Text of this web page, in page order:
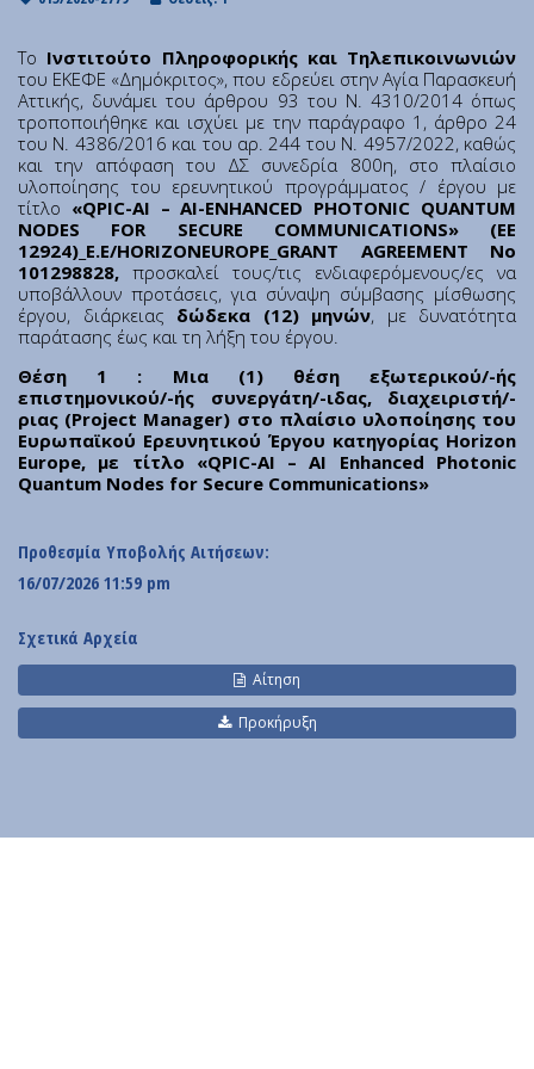
Institute of Quantum Computing and Quantum
National Research Infrastructures
Home
About Us
Education
Congress Center
Innovation Office
Lefkippos Tech Park
Department of e-Governance
Work with us
Procurement
Gender Equality Plan
Το Ινστιτούτο Πληροφορικής και Τηλεπικοινωνιών
του ΕΚΕΦΕ «Δημόκριτος», που εδρεύει στην Αγία Παρασκευή
Αττικής, δυνάμει του άρθρου 93 του Ν. 4310/2014 όπως
τροποποιήθηκε και ισχύει με την παράγραφο 1, άρθρο 24
του Ν. 4386/2016 και του αρ. 244 του Ν. 4957/2022, καθώς
και την απόφαση του ΔΣ συνεδρία 800η, στο πλαίσιο
υλοποίησης του ερευνητικού προγράμματος / έργου με
τίτλο «QPIC-AI – AI-ENHANCED PHOTONIC QUANTUM
NODES FOR SECURE COMMUNICATIONS» (ΕΕ
12924)_E.E/HORIZONEUROPE_GRANT AGREEMENT No
101298828, προσκαλεί τους/τις ενδιαφερόμενους/ες να
υποβάλλουν προτάσεις, για σύναψη σύμβασης μίσθωσης
έργου, διάρκειας δώδεκα (12) μηνών, με δυνατότητα
παράτασης έως και τη λήξη του έργου.
Θέση 1 : Μια (1) θέση εξωτερικού/-ής
επιστημονικού/-ής συνεργάτη/-ιδας, διαχειριστή/-
ριας (Project Manager) στο πλαίσιο υλοποίησης του
Ευρωπαϊκού Ερευνητικού Έργου κατηγορίας Horizon
Europe, με τίτλο «QPIC-AI – AI Enhanced Photonic
Quantum Nodes for Secure Communications»
Προθεσμία Υποβολής Αιτήσεων:
16/07/2026 11:59 pm
Σχετικά Αρχεία
Αίτηση
Προκήρυξη